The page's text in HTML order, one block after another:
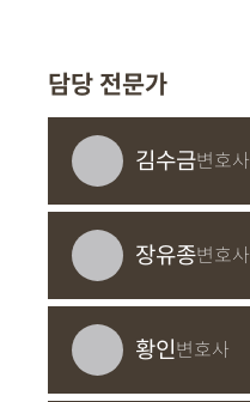
담당 전문가
김수금변호사
장유종변호사
황인변호사